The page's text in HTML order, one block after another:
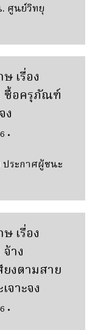
. ศูนย์วิทยุ
เรื่อง
ซื้อครุภัณฑ์
ง
ประกาศผู้ชนะ
เรื่อง
าง
งตามสาย
จาะจง